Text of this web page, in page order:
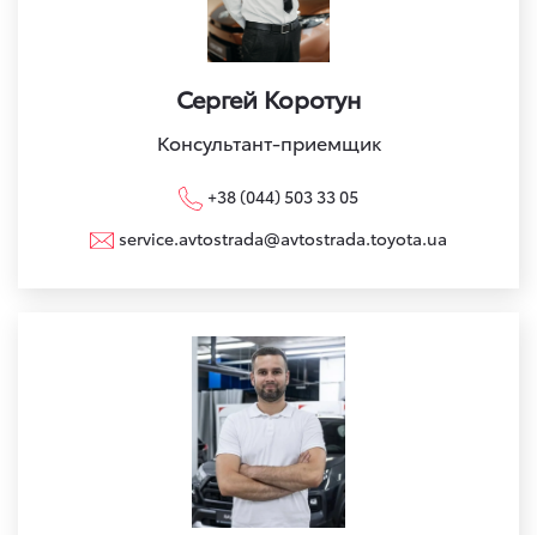
Сергей Коротун
Консультант-приемщик
+38 (044) 503 33 05
service.avtostrada@avtostrada.toyota.ua